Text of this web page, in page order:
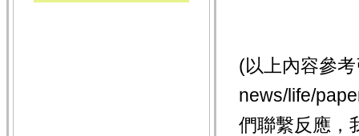
(以上內容參
news/life/
們聯繫反應，